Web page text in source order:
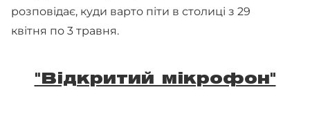
розповідає, куди варто піти в столиці з 29
квітня по 3 травня.
"Відкритий мікрофон"